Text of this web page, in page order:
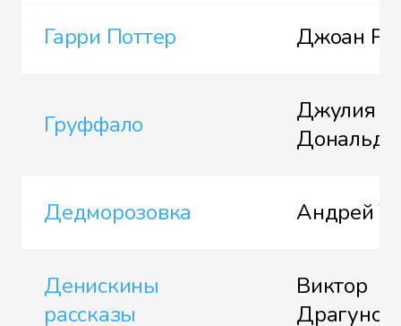
Гарри Поттер Джоан
Груффало
Джулия
Дедморозовка Андрей
Денискины
рассказы
Виктор